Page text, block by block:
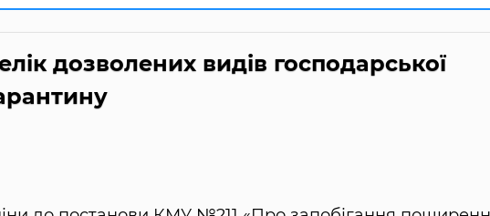
дозволених видів господарської